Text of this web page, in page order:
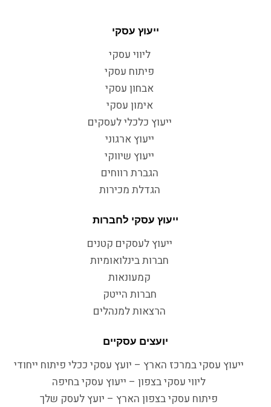
ייעוץ עסקי
ליווי עסקי
פיתוח עסקי
אבחון עסקי
אימון עסקי
ייעוץ כלכלי לעסקים
ייעוץ ארגוני
ייעוץ שיווקי
הגברת רווחים
הגדלת מכירות
ייעוץ עסקי לחברות
ייעוץ לעסקים קטנים
חברות בינלואומיות
קמעונאות
חברות הייטק
הרצאות למנהלים
יועצים עסקיים
ייעוץ עסקי במרכז הארץ – יועץ עסקי ככלי פיתוח ייחודי
ליווי עסקי בצפון – ייעוץ עסקי בחיפה
פיתוח עסקי בצפון הארץ – יועץ לעסק שלך